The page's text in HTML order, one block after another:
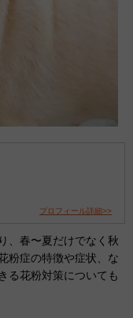
プロフィール詳細>>
、春〜夏だけでなく秋
粉症の特徴や症状、な
る花粉対策についても